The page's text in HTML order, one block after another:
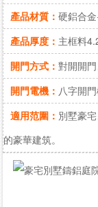
產品材質：硬鋁合
產品厚度： 主框料
開門方式：對開開
開門電機： 八字開
適用范圍： 別墅豪
的豪華建筑。